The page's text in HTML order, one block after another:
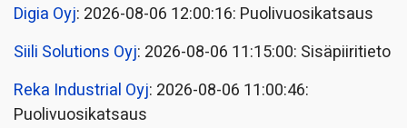
Digia Oyj: 2026-08-06 12:00:16: Puolivuosikatsaus
Siili Solutions Oyj: 2026-08-06 11:15:00: Sisäpiiritieto
Reka Industrial Oyj: 2026-08-06 11:00:46:
Puolivuosikatsaus